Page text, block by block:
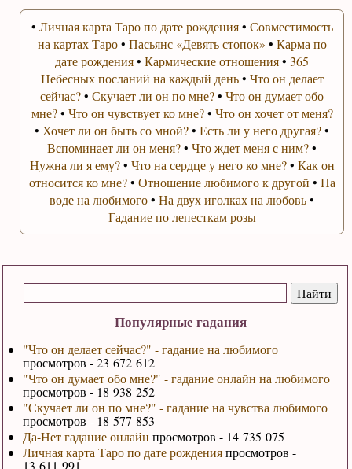
Популярные гадания
"Что он делает сейчас?" - гадание на любимого
просмотров - 23 672 612
"Что он думает обо мне?" - гадание онлайн на любимого
просмотров - 18 938 252
"Скучает ли он по мне?" - гадание на чувства любимого
просмотров - 18 577 853
Да-Нет гадание онлайн просмотров - 14 735 075
Личная карта Таро по дате рожденияпросмотров -
13 611 991
• Личная карта Таро по дате рождения• Совместимость
на картах Таро• Пасьянс «Девять стопок» • Карма по
дате рождения•Кармические отношения•365
Небесных посланий на каждый день• Что он делает
сейчас?•Скучает ли он по мне?•Что он думает обо
мне?• Что он чувствует ко мне?• Что он хочет от меня?
• Хочет ли он быть со мной?•Есть ли у него другая?•
Вспоминает ли он меня?•Что ждет меня с ним?•
Нужна ли я ему?• Что на сердце у него ко мне?• Как он
относится ко мне?• Отношение любимого к другой • На
воде на любимого•На двух иголках на любовь•
Гадание по лепесткам розы